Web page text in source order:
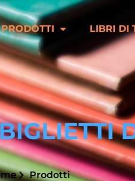
PRODOTTI LIBRI DI
Prodotti